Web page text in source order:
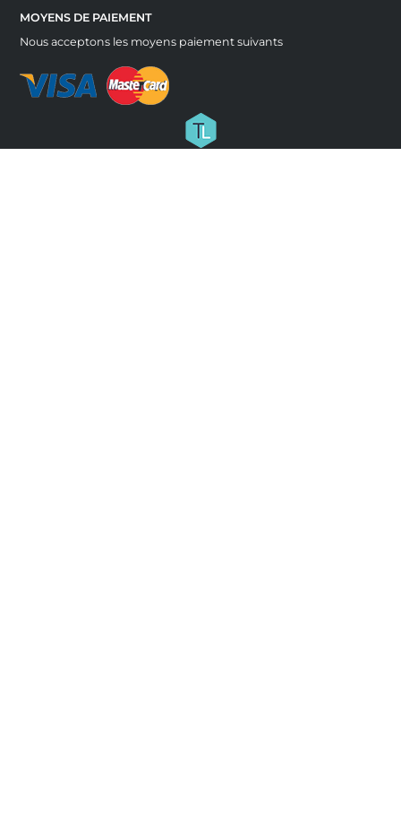
MOYENS DE PAIEMENT
Nous acceptons les moyens paiement suivants